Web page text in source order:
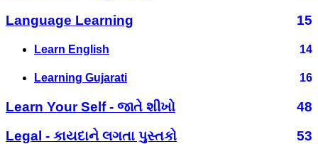
Language Learning
15
Learn English 14
Learning Gujarati 16
Learn Your Self - જાતે શીખો
48
Legal - કાયદાને લગતા પુસ્તકો
53